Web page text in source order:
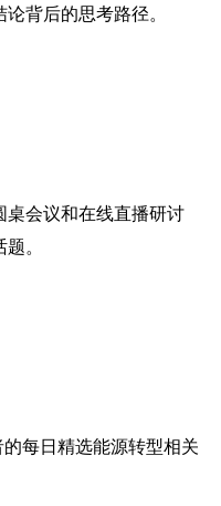
背后的思考路径。
会议和在线直播研讨
。
每日精选能源转型相关